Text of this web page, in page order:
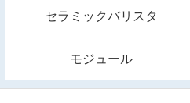
セラミックバリスタ
モジュール